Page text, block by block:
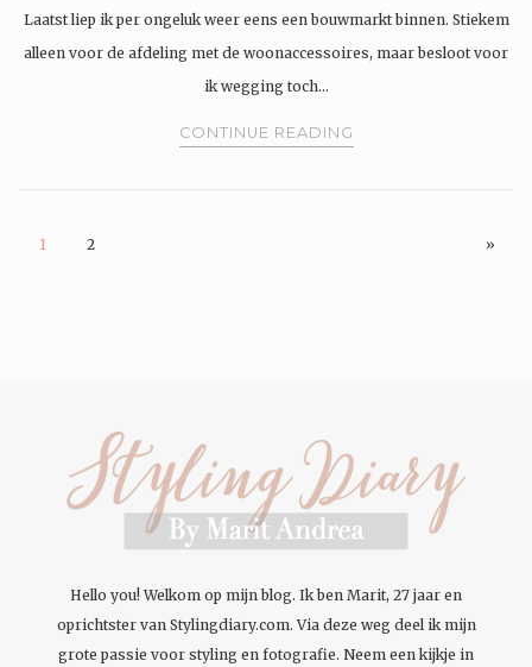
Laatst liep ik per ongeluk weer eens een bouwmarkt binnen. Stiekem
alleen voor de afdeling met de woonaccessoires, maar besloot voor
ik wegging toch…
CONTINUE READING
1 2 »
Hello you! Welkom op mijn blog. Ik ben Marit, 27 jaar en
oprichtster van Stylingdiary.com. Via deze weg deel ik mijn
grote passie voor styling en fotografie. Neem een kijkje in